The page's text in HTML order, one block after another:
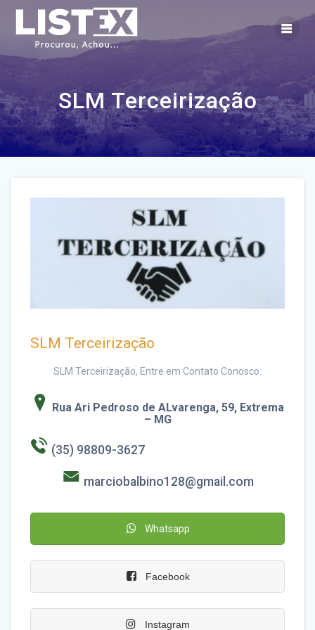
content
SLM Terceirização
SLM Terceirização
SLM Terceirização, Entre em Contato Conosco.
Rua Ari Pedroso de ALvarenga, 59, Extrema
– MG
(35) 98809-3627
marciobalbino128@gmail.com
Whatsapp
Facebook
Instagram